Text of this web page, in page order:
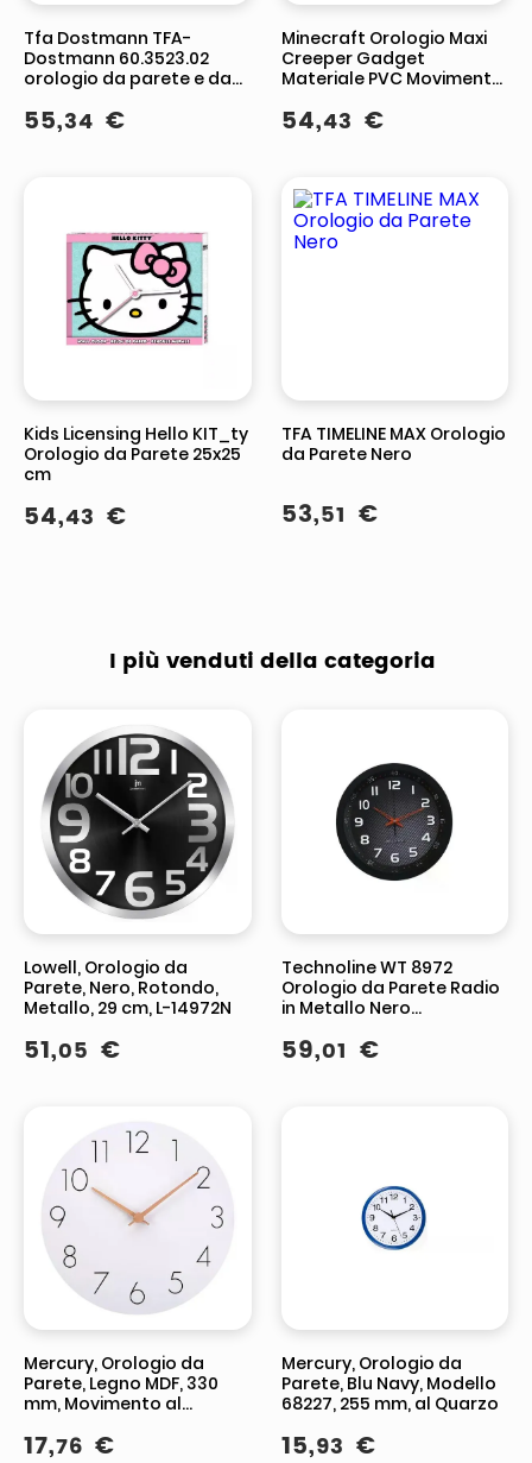
Tfa Dostmann TFA-
Dostmann 60.3523.02
orologio da parete e da
Rotondo Argento, Bianco
55,34 €
Minecraft Orologio Maxi
Creeper Gadget
Materiale PVC Movimento
54,43 €
Kids Licensing Hello KIT_ty
Orologio da Parete 25x25
cm
54,43 €
TFA TIMELINE MAX Orologio
da Parete Nero
53,51 €
I più venduti della categoria
Lowell, Orologio da
Parete, Nero, Rotondo,
Metallo, 29 cm, L-14972N
51,05 €
Technoline WT 8972
Orologio da Parete Radio
in Metallo Nero
59,01 €
Mercury, Orologio da
Parete, Legno MDF, 330
mm, Movimento al
17,76 €
Mercury, Orologio da
Parete, Blu Navy, Modello
68227, 255 mm, al Quarzo
15,93 €